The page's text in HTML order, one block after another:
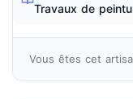
Travaux de
Vous êtes cet